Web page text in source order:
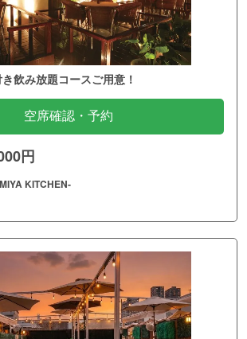
飲み放題コースご用意！
空席確認・予約
円
KITCHEN‐